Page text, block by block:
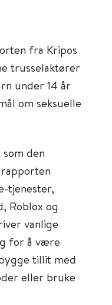
fra Kripos
trusselaktører
under 14 år
om seksuelle
den
tjenester,
Roblox og
vanlige
for å være
tillit med
eller bruke